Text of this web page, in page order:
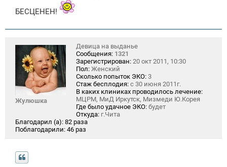
БЕСЦЕНЕН!
Жулюшка
Девица на выданье
Сообщения: 1321
Зарегистрирован: 20 окт 2011, 10:30
Пол: Женский
Сколько попыток ЭКО: 3
Стаж бесплодия: с 30 июня 2011г.
В каких клиниках проводилось лечение:
МЦРМ, МиД Иркутск, Мизмеди Ю.Корея
Где было удачное ЭКО: будет
Откуда: г.Чита
Благодарил (а): 82 раза
Поблагодарили: 46 раз